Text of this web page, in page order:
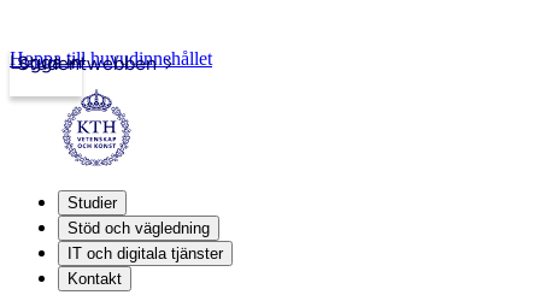
Studentwebben
Logga in
Hoppa till huvudinnehållet
Studier
Stöd och vägledning
IT och digitala tjänster
Kontakt